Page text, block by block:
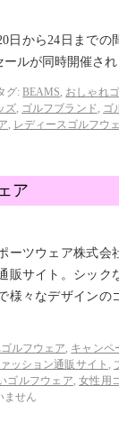
日から24日まで
ルが同時開催され
グ: BEAMS, おしゃれ
ズ, ゴルフブランド, ゴ
, レディースゴルフウ
ア
ーツウェア株式会
販サイト。シック
々なデザインの
ルフウェア, キャンペ
ッション通販サイト ,
ゴルフウェア,女性用
ません